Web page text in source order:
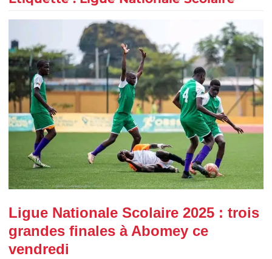
Ligue Nationale Scolaire 2025 : trois
grandes finales à Abomey ce
vendredi